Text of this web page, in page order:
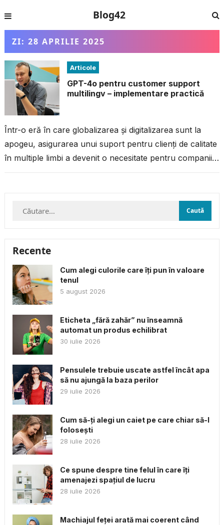
Blog42
ZI: 28 APRILIE 2025
Articole
GPT-4o pentru customer support
multilingv – implementare practică
Într-o eră în care globalizarea și digitalizarea sunt la
apogeu, asigurarea unui suport pentru clienți de calitate
în multiple limbi a devenit o necesitate pentru companiile
Caută
Recente
Cum alegi culorile care îți pun în valoare
tenul
5 august 2026
Eticheta „fără zahăr” nu înseamnă
automat un produs echilibrat
30 iulie 2026
Pensulele trebuie uscate astfel încât apa
să nu ajungă la baza perilor
29 iulie 2026
Cum să-ți alegi un caiet pe care chiar să-l
folosești
28 iulie 2026
Ce spune despre tine felul în care îți
amenajezi spațiul de lucru
28 iulie 2026
Machiajul feței arată mai coerent când